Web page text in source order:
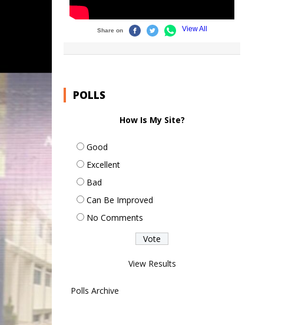
POLLS
How Is My Site?
Good
Excellent
Bad
Can Be Improved
No Comments
View Results
Polls Archive